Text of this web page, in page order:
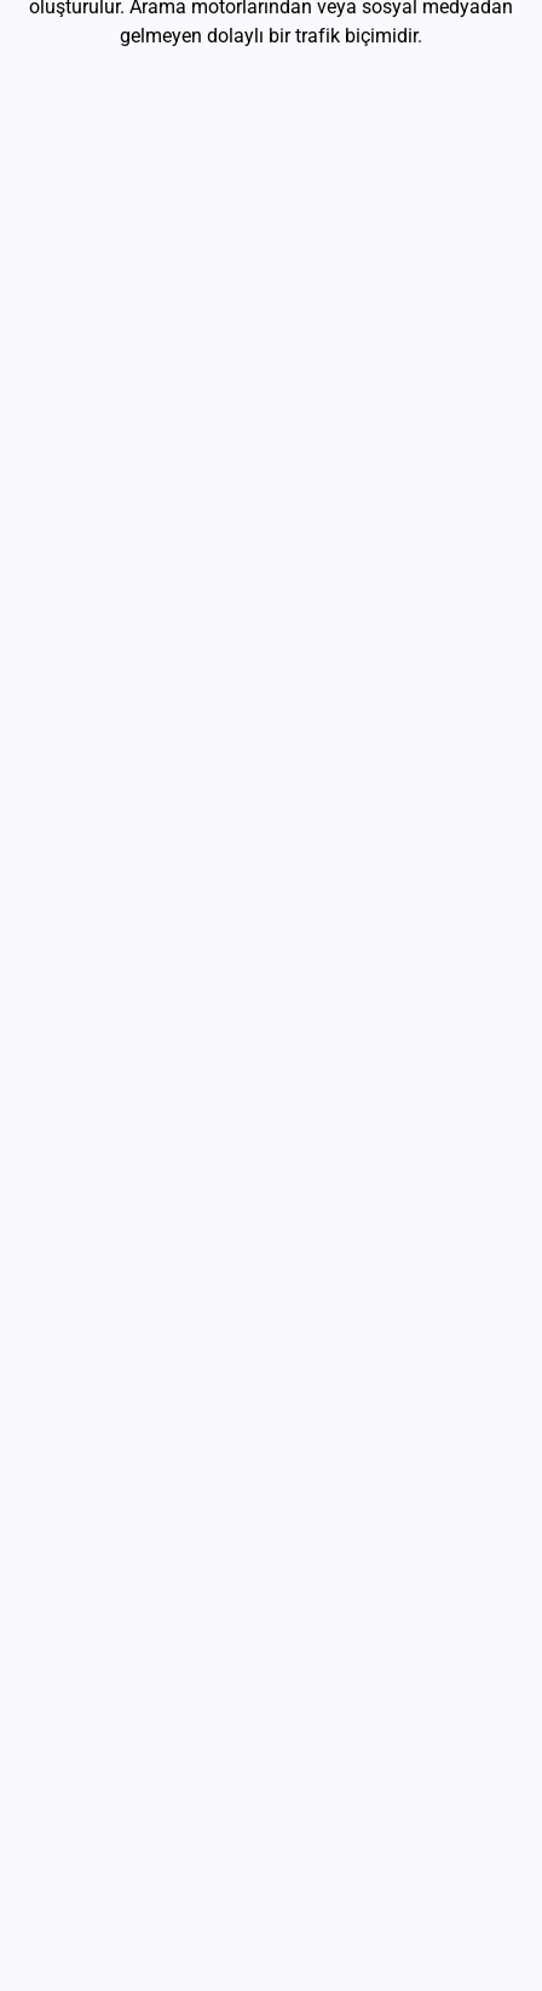
oluşturulur. Arama motorlarından veya sosyal medyadan
gelmeyen dolaylı bir trafik biçimidir.